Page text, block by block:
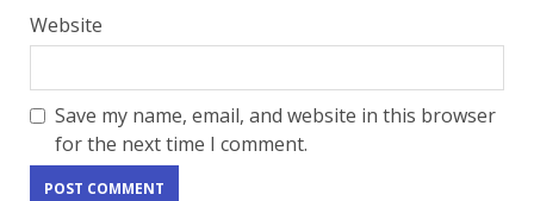
Website
Save my name, email, and website in this browser
for the next time I comment.